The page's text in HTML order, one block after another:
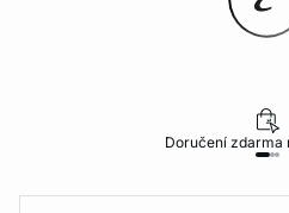
Doručení zdarma